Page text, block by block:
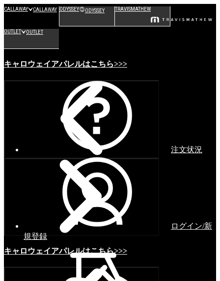
CALLAWAY CALLAWAY ODYSSEY ODYSSEY TRAVISMATHEW
OUTLET OUTLET
キャロウェイアパレルはこちら>>>
キャロウェイアパレルはこちら>>>
注文状況
ログイン/新
規登録